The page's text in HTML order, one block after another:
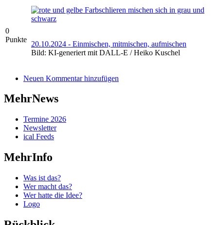
0
Punkte
20.10.2024 - Einmischen, mitmischen, aufmischen
Bild: KI-generiert mit DALL-E / Heiko Kuschel
Neuen Kommentar hinzufügen
MehrNews
Termine 2026
Newsletter
ical Feeds
MehrInfo
Was ist das?
Wer macht das?
Wer hatte die Idee?
Logo